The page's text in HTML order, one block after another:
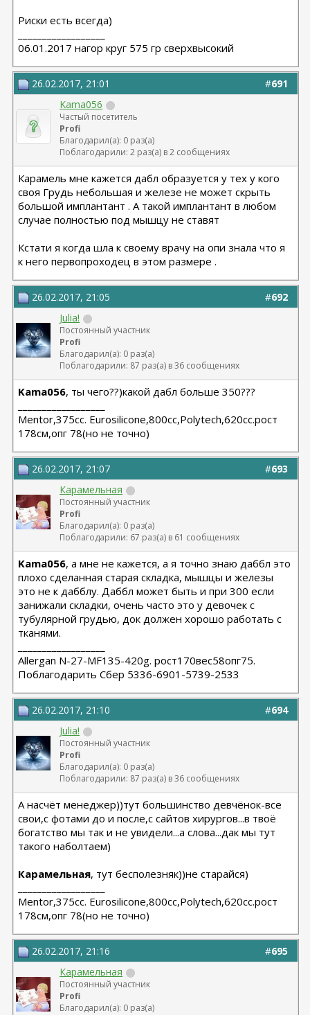
Риски есть всегда)
06.01.2017 нагор круг 575 гр сверхвысокий
#691
26.02.2017, 21:01
Kama056
Частый посетитель
Profi
Благодарил(а): 0 раз(а)
Поблагодарили: 2 раз(а) в 2 сообщениях
Карамель мне кажется дабл образуется у тех у кого
своя Грудь небольшая и железе не может скрыть
большой имплантант . А такой имплантант в любом
случае полностью под мышцу не ставят
Кстати я когда шла к своему врачу на опи знала что я
к него первопроходец в этом размере .
#692
26.02.2017, 21:05
Julia!
Постоянный участник
Profi
Благодарил(а): 0 раз(а)
Поблагодарили: 87 раз(а) в 36 сообщениях
Kama056, ты чего??)какой дабл больше 350???
Мentor,375cc. Eurosilicone,800cc,Polytech,620cc.рост
178см,опг 78(но не точно)
#693
26.02.2017, 21:07
Карамельная
Постоянный участник
Profi
Благодарил(а): 0 раз(а)
Поблагодарили: 67 раз(а) в 61 сообщениях
Kama056, а мне не кажется, а я точно знаю даббл это
плохо сделанная старая складка, мышцы и железы
это не к дабблу. Даббл может быть и при 300 если
занижали складки, очень часто это у девочек с
тубулярной грудью, док должен хорошо работать с
тканями.
Allergan N-27-MF135-420g. рост170вес58опг75.
Поблагодарить Сбер 5336-6901-5739-2533
#694
26.02.2017, 21:10
Julia!
Постоянный участник
Profi
Благодарил(а): 0 раз(а)
Поблагодарили: 87 раз(а) в 36 сообщениях
А насчёт менеджер))тут большинство девчёнок-все
свои,с фотами до и после,с сайтов хирургов...в твоё
богатство мы так и не увидели...а слова...дак мы тут
такого наболтаем)
Карамельная, тут бесполезняк))не старайся)
Мentor,375cc. Eurosilicone,800cc,Polytech,620cc.рост
178см,опг 78(но не точно)
#695
26.02.2017, 21:16
Карамельная
Постоянный участник
Profi
Благодарил(а): 0 раз(а)